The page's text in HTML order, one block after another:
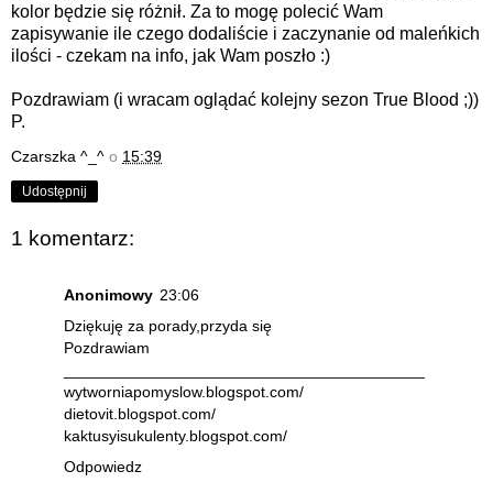
kolor będzie się różnił. Za to mogę polecić Wam
zapisywanie ile czego dodaliście i zaczynanie od maleńkich
ilości - czekam na info, jak Wam poszło :)
Pozdrawiam (i wracam oglądać kolejny sezon True Blood ;))
P.
Czarszka ^_^ o 15:39
Udostępnij
1 komentarz:
Anonimowy 23:06
Dziękuję za porady,przyda się
Pozdrawiam
wytworniapomyslow.blogspot.com/
dietovit.blogspot.com/
kaktusyisukulenty.blogspot.com/
Odpowiedz